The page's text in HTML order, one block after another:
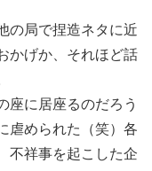
の局で捏造ネタに近
かげか、それほど話
座に居座るのだろう
虐められた（笑）各
不祥事を起こした企